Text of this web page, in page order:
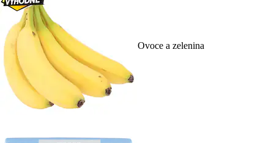
Ovoce a zelenina